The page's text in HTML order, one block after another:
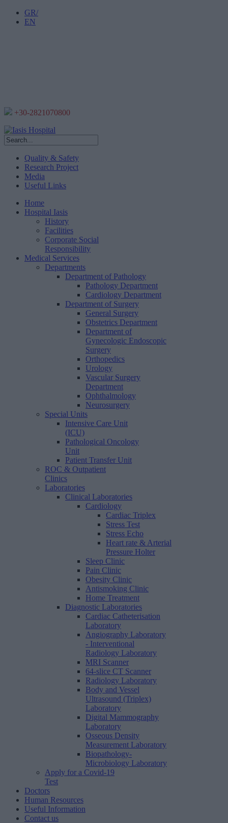
GR/
EN
+30-2821070800
Quality & Safety
Research Project
Media
Useful Links
Home
Hospital Iasis
History
Facilities
Corporate Social
Responsibility
Medical Services
Departments
Department of Pathology
Pathology Department
Cardiology Department
Department of Surgery
General Surgery
Obstetrics Department
Department of
Gynecologic Endoscopic
Surgery
Orthopedics
Urology
Vascular Surgery
Department
Ophthalmology
Neurosurgery
Special Units
Intensive Care Unit
(ICU)
Pathological Oncology
Unit
Patient Transfer Unit
ROC & Outpatient
Clinics
Laboratories
Clinical Laboratories
Cardiology
Cardiac Triplex
Stress Test
Stress Echo
Heart rate & Arterial
Pressure Holter
Sleep Clinic
Pain Clinic
Obesity Clinic
Antismoking Clinic
Home Treatment
Diagnostic Laboratories
Cardiac Catheterisation
Laboratory
Angiography Laboratory
- Interventional
Radiology Laboratory
MRI Scanner
64-slice CT Scanner
Radiology Laboratory
Body and Vessel
Ultrasound (Triplex)
Laboratory
Digital Mammography
Laboratory
Osseous Density
Measurement Laboratory
Biopathology-
Microbiology Laboratory
Apply for a Covid-19
Test
Doctors
Human Resources
Useful Information
Contact us